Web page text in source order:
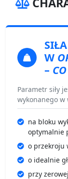
W
–
Parametr siły
wykonanego w
na bloku
optymalnie
o przekroju
o idealnie
przy